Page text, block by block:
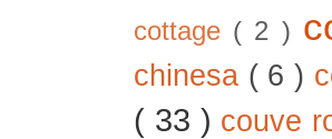
cottage ( 2 )
chinesa ( 6 )
( 33 ) couve